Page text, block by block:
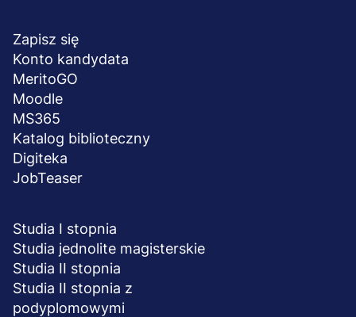
stopka
Zapisz się
Konto kandydata
MeritoGO
Moodle
MS365
Katalog biblioteczny
Digiteka
JobTeaser
Studia I stopnia
Studia jednolite magisterskie
Studia II stopnia
Studia II stopnia z
podyplomowymi